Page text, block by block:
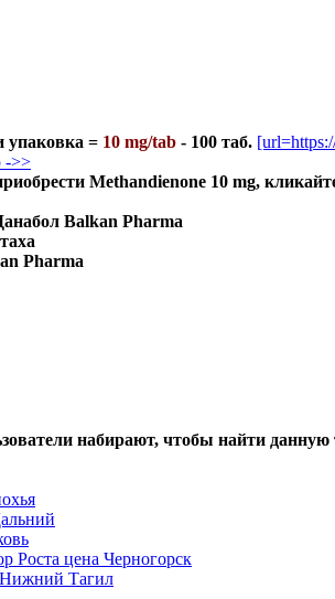
упаковка = 10 mg/tab - 100 таб.
->>
Methandienone 10 mg,
Balkan Pharma
Pharma
набирают, чтобы найти данную
Роста цена Черногорск
Нижний Тагил